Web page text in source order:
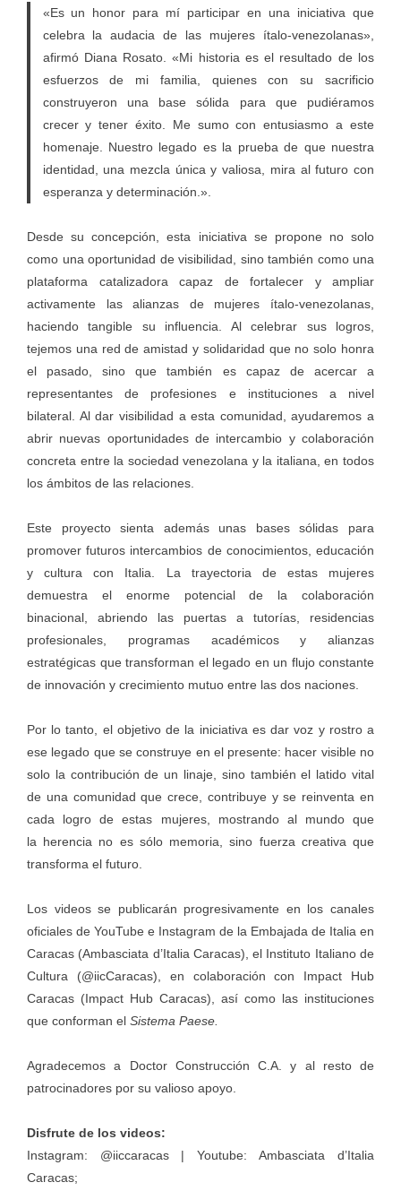
«Es un honor para mí participar en una iniciativa que
celebra la audacia de las mujeres ítalo-venezolanas»,
afirmó Diana Rosato. «Mi historia es el resultado de los
esfuerzos de mi familia, quienes con su sacrificio
construyeron una base sólida para que pudiéramos
crecer y tener éxito. Me sumo con entusiasmo a este
homenaje. Nuestro legado es la prueba de que nuestra
identidad, una mezcla única y valiosa, mira al futuro con
esperanza y determinación.».
Desde su concepción, esta iniciativa se propone no solo
como una oportunidad de visibilidad, sino también como una
plataforma catalizadora capaz de fortalecer y ampliar
activamente las alianzas de mujeres ítalo-venezolanas,
haciendo tangible su influencia. Al celebrar sus logros,
tejemos una red de amistad y solidaridad que no solo honra
el pasado, sino que también es capaz de acercar a
representantes de profesiones e instituciones a nivel
bilateral. Al dar visibilidad a esta comunidad, ayudaremos a
abrir nuevas oportunidades de intercambio y colaboración
concreta entre la sociedad venezolana y la italiana, en todos
los ámbitos de las relaciones.
Este proyecto sienta además unas bases sólidas para
promover futuros intercambios de conocimientos, educación
y cultura con Italia. La trayectoria de estas mujeres
demuestra el enorme potencial de la colaboración
binacional, abriendo las puertas a tutorías, residencias
profesionales, programas académicos y alianzas
estratégicas que transforman el legado en un flujo constante
de innovación y crecimiento mutuo entre las dos naciones.
Por lo tanto, el objetivo de la iniciativa es dar voz y rostro a
ese legado que se construye en el presente: hacer visible no
solo la contribución de un linaje, sino también el latido vital
de una comunidad que crece, contribuye y se reinventa en
cada logro de estas mujeres, mostrando al mundo que
la herencia no es sólo memoria, sino fuerza creativa que
transforma el futuro.
Los videos se publicarán progresivamente en los canales
oficiales de YouTube e Instagram de la Embajada de Italia en
Caracas (Ambasciata d’Italia Caracas), el Instituto Italiano de
Cultura (@iicCaracas), en colaboración con Impact Hub
Caracas (Impact Hub Caracas), así como las instituciones
que conforman el Sistema Paese.
Agradecemos a Doctor Construcción C.A. y al resto de
patrocinadores por su valioso apoyo.
Disfrute de los videos:
Instagram: @iiccaracas| Youtube:Ambasciata d’Italia
Caracas;